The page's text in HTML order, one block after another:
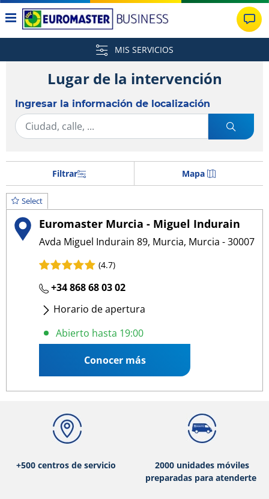
MIS SERVICIOS
Lugar de la intervención
Ingresar la información de localización
Filtrar Mapa
Select
Euromaster Murcia - Miguel Indurain
Avda Miguel Indurain 89, Murcia, Murcia - 30007
(4.7)
+34 868 68 03 02
Horario de apertura
Lunes- Viernes:08:30 19:00
Abierto hasta 19:00
Conocer más
+500 centros de servicio
2000 unidades móviles
preparadas para atenderte